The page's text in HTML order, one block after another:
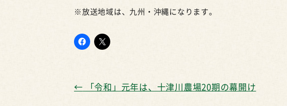
※放送地域は、九州・沖縄になります。
← 「令和」元年は、十津川農場20期の幕開け